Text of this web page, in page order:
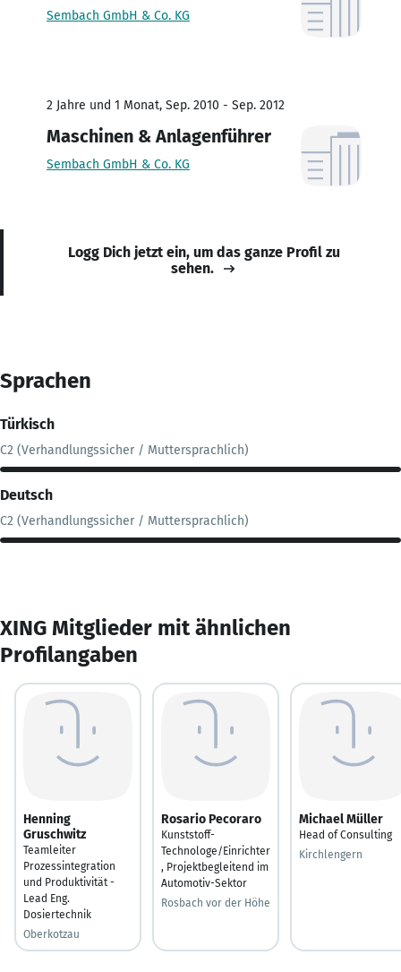
Sembach GmbH & Co. KG
2 Jahre und 1 Monat, Sep. 2010 - Sep. 2012
Maschinen & Anlagenführer
Sembach GmbH & Co. KG
Logg Dich jetzt ein, um das ganze Profil zu
sehen.
Sprachen
Türkisch
C2 (Verhandlungssicher / Muttersprachlich)
Deutsch
C2 (Verhandlungssicher / Muttersprachlich)
XING Mitglieder mit ähnlichen
Profilangaben
Henning
Gruschwitz
Teamleiter
Prozessintegration
und Produktivität -
Lead Eng.
Dosiertechnik
Oberkotzau
Rosario Pecoraro
Kunststoff-
Technologe/Einrichter
, Projektbegleitend im
Automotiv-Sektor
Rosbach vor der Höhe
Michael Müller
Head of Consulting
Kirchlengern